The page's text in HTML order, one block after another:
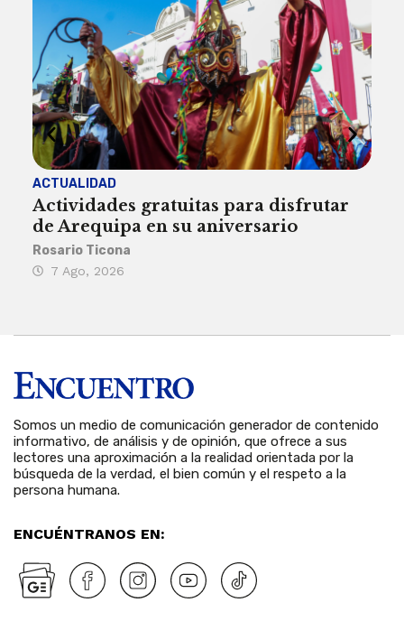
ACTUALIDAD
Actividades gratuitas para disfrutar
de Arequipa en su aniversario
Rosario Ticona
7 Ago, 2026
Somos un medio de comunicación generador de contenido
informativo, de análisis y de opinión, que ofrece a sus
lectores una aproximación a la realidad orientada por la
búsqueda de la verdad, el bien común y el respeto a la
persona humana.
ENCUÉNTRANOS EN: